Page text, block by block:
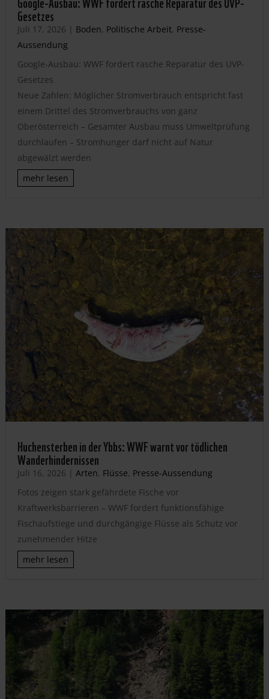
Gesetzes
Juli 17, 2026 | Boden, Politische Arbeit, Presse-
Aussendung
Google-Ausbau: WWF fordert rasche Reparatur des UVP-
Gesetzes
Neue Zahlen: Möglicher Stromverbrauch entspricht fast
einem Drittel des Stromverbrauchs von ganz
Oberösterreich – Gesamter Ausbau muss Umweltprüfung
durchlaufen – Stromhunger darf nicht auf Natur
abgewälzt werden
mehr lesen
Huchensterben in der Ybbs: WWF warnt vor tödlichen
Wanderhindernissen
Juli 16, 2026 | Arten, Flüsse, Presse-Aussendung
Fotos zeigen stark gefährdete Fische vor
Kraftwerksbarrieren – WWF fordert funktionsfähige
Fischaufstiege und durchgängige Flüsse als Schutz vor
zunehmender Hitze
mehr lesen